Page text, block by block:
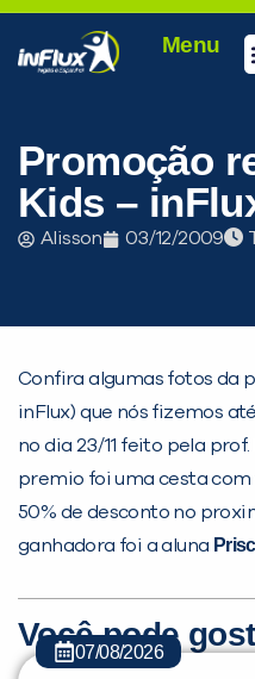
Menu
Promoção
Kids –
Alisson 03/12/2009
Confira algumas fotos da
inFlux) que nós fizemos
no dia 23/11 feito pela
premio foi uma cesta com
50% de desconto no
ganhadora foi a aluna
Você pode
07/08/2026
PEÇA UMA
Não
inFlux nesta